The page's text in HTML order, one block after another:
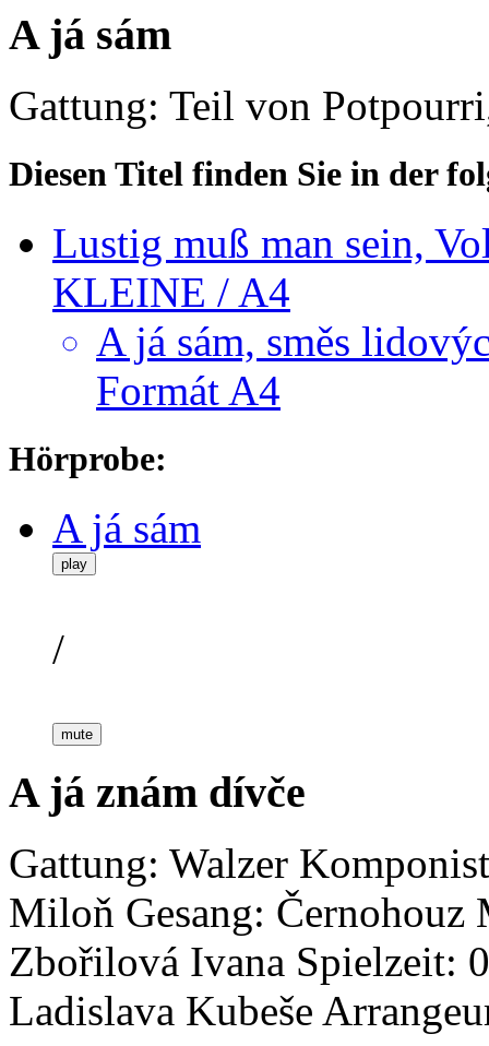
A já sám
Gattung: Teil von
Diesen Titel finden Sie in der
Lustig muß man sein,
KLEINE / A4
A já sám, směs
Formát A4
Hörprobe:
A já sám
play
/
mute
A já znám dívče
Gattung: Walzer
Miloň Gesang:
Zbořilová Ivana Spielzeit:
Ladislava Kubeše